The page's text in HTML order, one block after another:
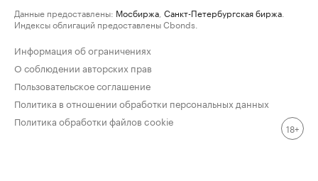
Данные предоставлены: Мосбиржа Санкт-Петербургская биржа
Индексы облигаций предоставлены Cbonds.
Информация об ограничениях
О соблюдении авторских прав
Пользовательское соглашение
Политика в отношении обработки персональных данных
Политика обработки файлов cookie
18+